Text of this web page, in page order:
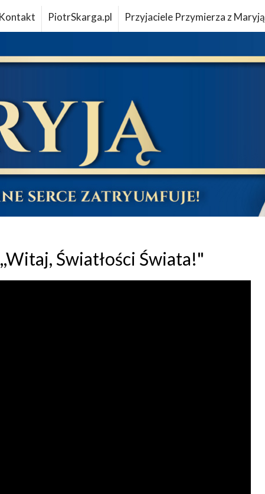
Kontakt PiotrSkarga.pl Przyjaciele Przymierza z Maryją
Światłości Świata!"